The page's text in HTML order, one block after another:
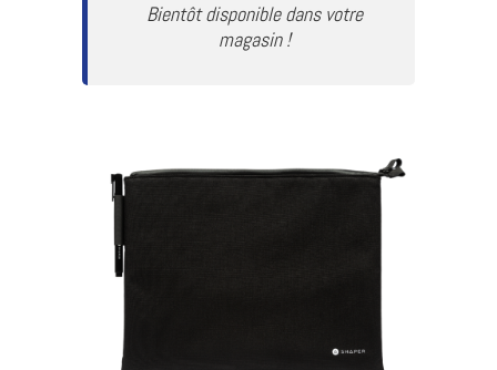
Bientôt disponible dans votre
magasin !